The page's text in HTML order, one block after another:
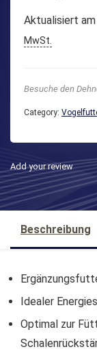
Aktualisiert
MwSt.
Besuche den
Category:
Add your review
Beschreibung
Idealer
Optimal zur